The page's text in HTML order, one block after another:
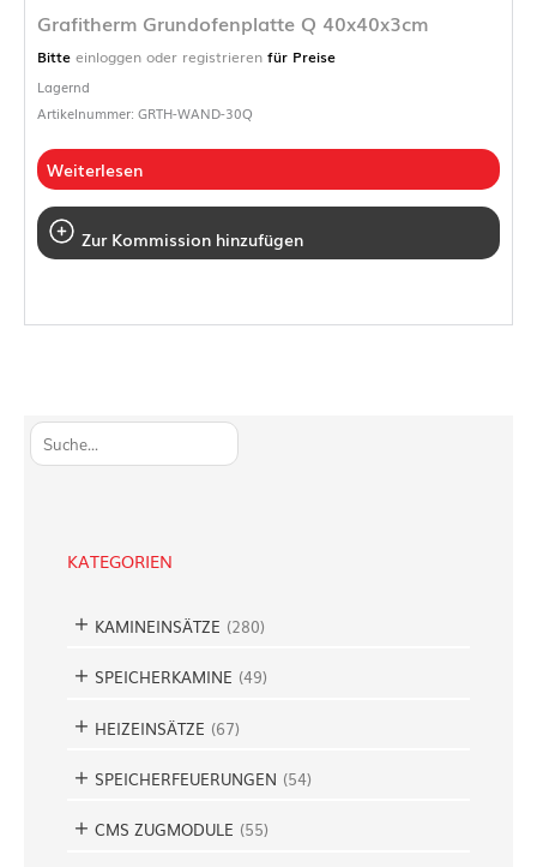
S
u
KATEGORIEN
KAMINEINSÄTZE (280)
SPEICHERKAMINE (49)
HEIZEINSÄTZE (67)
SPEICHERFEUERUNGEN (54)
CMS ZUGMODULE (55)
Grafitherm Grundofenplatte Q 40x40x3cm
Bitte einloggen oder registrieren für Preise
Lagernd
Artikelnummer: GRTH-WAND-30Q
Weiterlesen
Zur Kommission hinzufügen